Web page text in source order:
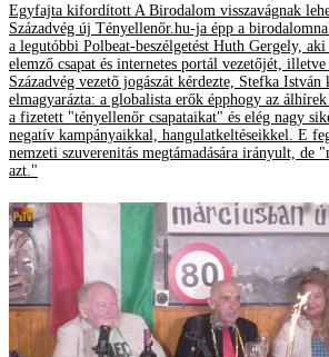
Egyfajta kifordított A Birodalom visszavágnak
Századvég új Tényellenőr.hu-ja épp a
a legutóbbi Polbeat-beszélgetést Huth Gergely,
elemző csapat és internetes portál vezetőjét,
Századvég vezető jogászát kérdezte, Stefka
elmagyarázta: a globalista erők épphogy az álhírek
a fizetett "tényellenőr csapataikat" és elég nagy
negatív kampányaikkal, hangulatkeltéseikkel. E
nemzeti szuverenitás megtámadására irányult, de
azt."